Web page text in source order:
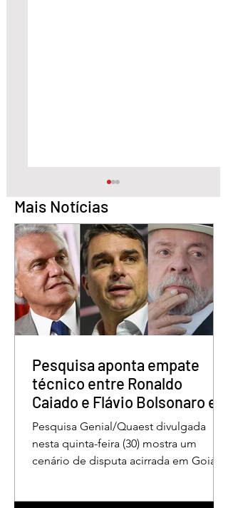
Pesquisa aponta Daniel
Vilela na liderança da
disputa pelo Governo
de Goiás
Mais Notícias
Pesquisa aponta empate
técnico entre Ronaldo
Caiado e Flávio Bolsonaro em
Goiás
Pesquisa Genial/Quaest divulgada
nesta quinta-feira (30) mostra um
cenário de disputa acirrada em Goiás